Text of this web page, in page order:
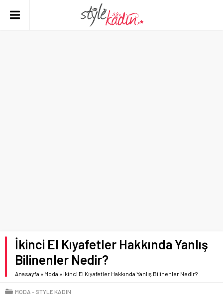
İkinci El Kıyafetler Hakkında Yanlış
Bilinenler Nedir?
Anasayfa » Moda » İkinci El Kıyafetler Hakkında Yanlış Bilinenler Nedir?
MODA STYLE KADIN